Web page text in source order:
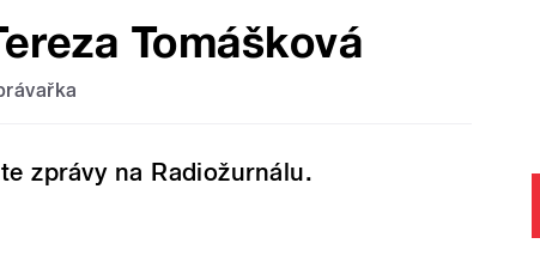
Tomášková
zprávy na Radiožurnálu.